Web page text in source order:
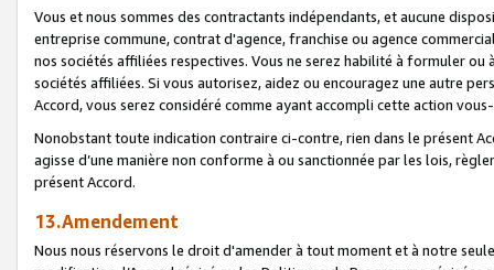
Vous et nous sommes des contractants indépendants, et aucune
entreprise commune, contrat d'agence, franchise ou agence
nos sociétés affiliées respectives. Vous ne serez habilité à formuler
sociétés affiliées. Si vous autorisez, aidez ou encouragez une autre
Accord, vous serez considéré comme ayant accompli cette action
Nonobstant toute indication contraire ci-contre, rien dans le présent
agisse d’une manière non conforme à ou sanctionnée par les lois,
présent Accord.
13.Amendement
Nous nous réservons le droit d'amender à tout moment et à notre